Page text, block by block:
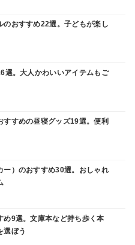
のおすすめ22選。子どもが楽し
選。大人かわいいアイテムもご
すすめの昼寝グッズ19選。便利
ー）のおすすめ30選。おしゃれ
め9選。文庫本など持ち歩く本
選ぼう